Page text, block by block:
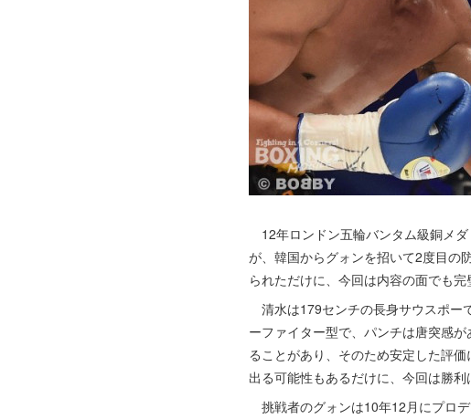
12年ロンドン五輪バンタム級銅メ
が、韓国からグォンを招いて2度目の
られただけに、今回は内容の面でも完
清水は179センチの長身サウスポー
ーファイター型で、パンチは唐突感
ることがあり、そのため安定した評
出る可能性もあるだけに、今回は勝
挑戦者のグォンは10年12月にプロ